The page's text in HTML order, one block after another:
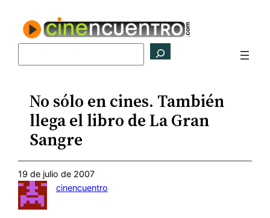
contenido
No sólo en cines. También
llega el libro de La Gran
Sangre
19 de julio de 2007
cinencuentro